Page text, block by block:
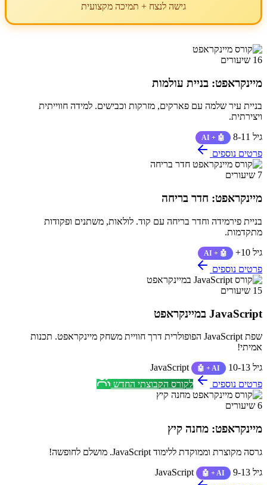
גישה לנצח + תמיכה מקצועית
16 שיעורים
מיינקראפט: בניית עולמות
בניית עיר שלמה עם פארקים, מזרקות וכבישים. למידה חווייתית
ויצירתית.
גיל 8-11
🤖 + AI
פרטים נוספים
7 שיעורים
מיינקראפט: חדר בריחה
בניית פירמידה וחדר בריחה עם קוד. לולאות, משתנים ופקודות
מתקדמות.
גיל 10+
🤖 + AI
פרטים נוספים
15 שיעורים
JavaScript במיינקראפט
שפת JavaScript הפופולרית דרך חוויית משחק מיינקראפט. תכנות
אמיתי!
גיל 10-13
JavaScript 🤖 + AI
פרטים נוספים לקורס הקבוצתי החדש
6 שיעורים
מיינקראפט: מחנה קיץ
גרסה מקוצרת וממוקדת ללימוד JavaScript. מושלם לחופשה!
גיל 9-13
JavaScript 🤖 + AI